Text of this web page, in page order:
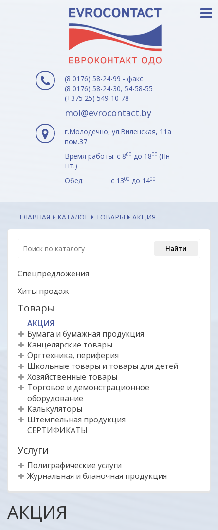
(8 0176) 58-24-99 - факс
(8 0176) 58-24-30, 54-58-55
(+375 25) 549-10-78
mol@evrocontact.by
г.Молодечно, ул.Виленская, 11а
пом.37
Время работы: с 800 до 1800 (Пн-
Пт.)
Обед: с 1300 до 1400
ГЛАВНАЯ КАТАЛОГ ТОВАРЫ АКЦИЯ
Спецпредложения
Хиты продаж
Товары
АКЦИЯ
Бумага и бумажная продукция
Канцелярские товары
Оргтехника, периферия
Школьные товары и товары для детей
Хозяйственные товары
Торговое и демонстрационное
оборудование
Калькуляторы
Штемпельная продукция
СЕРТИФИКАТЫ
Услуги
Полиграфические услуги
Журнальная и бланочная продукция
АКЦИЯ